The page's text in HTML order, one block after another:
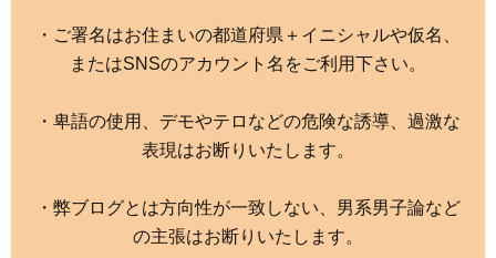
・ご署名はお住まいの都道府県＋イニシャルや仮名、
またはSNSのアカウント名をご利用下さい。
・卑語の使用、デモやテロなどの危険な誘導、過激な
表現はお断りいたします。
・弊ブログとは方向性が一致しない、男系男子論など
の主張はお断りいたします。